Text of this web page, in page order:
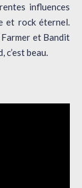
influences
et rock éternel.
Farmer et Bandit
c’est beau.